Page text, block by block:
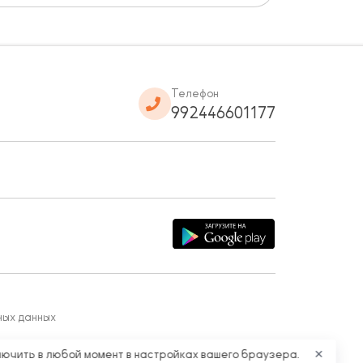
Телефон
992446601177
данных
в любой момент в настройках вашего браузера. ✕